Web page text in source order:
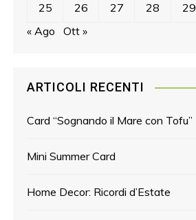
25 26 27 28 29
« Ago
Ott »
ARTICOLI RECENTI
Card “Sognando il Mare con Tofu”
Mini Summer Card
Home Decor: Ricordi d’Estate